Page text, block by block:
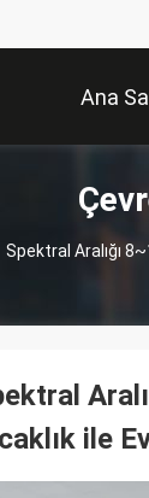
Ana
Spektral Aralığı
ile